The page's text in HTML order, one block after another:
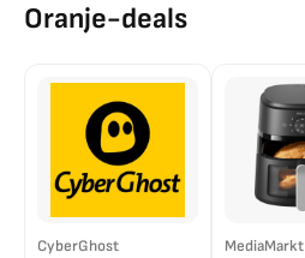
Oranje-deals
CyberGhost MediaMarkt